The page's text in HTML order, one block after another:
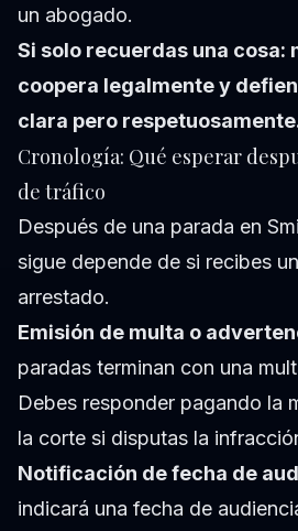
un abogado.
Si solo recuerdas una cosa:
coopera legalmente y
clara pero
Cronología: Qué esperar
de tráfico
Después de una parada en
sigue depende de si recibes
arrestado.
Emisión de multa o
paradas terminan con una
Debes responder pagando la
la corte si disputas la
Notificación de fecha de
indicará una fecha de